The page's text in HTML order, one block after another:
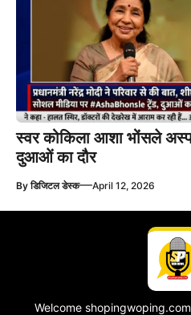
स्वर कोकिला आशा भोंसले
दुआओं का दौर
Byडिजिटल डेस्क—April 12, 2026
Welcome